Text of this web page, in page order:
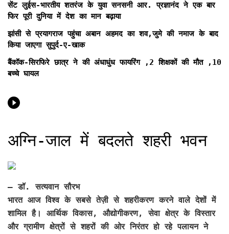
सेंट लुईस-भारतीय शतरंज के युवा सनसनी आर. प्रज्ञानंद ने एक बार
फिर पूरी दुनिया में देश का मान बढ़ाया
झांसी से प्रयागराज पहुंचा अबान अहमद का शव,जुमे की नमाज के बाद
किया जाएगा सुपुर्द-ए-खाक
बैंकॉक-सिरफिरे छात्र ने की अंधाधुंध फायरिंग ,2 शिक्षकों की मौत ,10
बच्चे घायल
अग्नि-जाल में बदलते शहरी भवन
— डॉ. सत्यवान सौरभ
भारत आज विश्व के सबसे तेज़ी से शहरीकरण करने वाले देशों में
शामिल है। आर्थिक विकास, औद्योगीकरण, सेवा क्षेत्र के विस्तार
और ग्रामीण क्षेत्रों से शहरों की ओर निरंतर हो रहे पलायन ने